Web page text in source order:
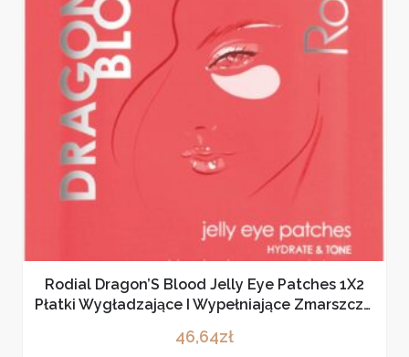
Rodial Dragon’S Blood Jelly Eye Patches 1X2
Płatki Wygładzające I Wypełniające Zmarszczki
46,64zł